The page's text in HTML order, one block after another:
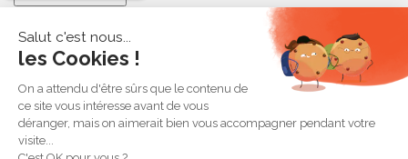
Ressources & inspirations